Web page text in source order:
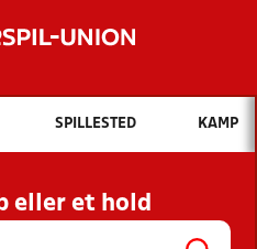
Hvad vil du søge efter?
INDHOLD OG NYHEDER
KLUBBER OG
SPILLESTED KAMP
eller et hold